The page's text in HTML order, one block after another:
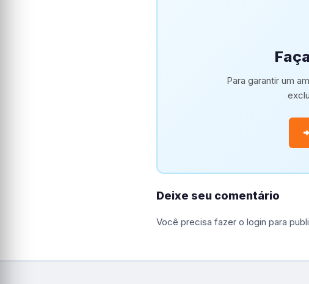
Para garantir um
Deixe seu comentário
Você precisa fazer o login para